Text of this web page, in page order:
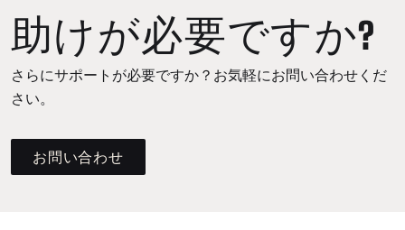
助けが必要ですか?
さらにサポートが必要ですか？お気軽にお問い合わせくだ
さい。
お問い合わせ